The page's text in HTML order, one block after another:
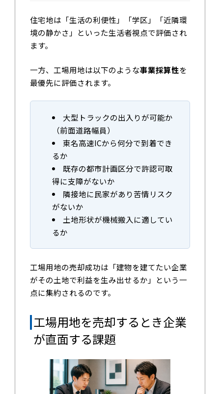
住宅地は「生活の利便性」「学区」「近隣環
境の静かさ」といった生活者視点で評価され
ます。
一方、工場用地は以下のような事業採算性を
最優先に評価されます。
大型トラックの出入りが可能か
（前面道路幅員）
東名高速ICから何分で到着でき
るか
既存の都市計画区分で許認可取
得に支障がないか
隣接地に民家があり苦情リスク
がないか
土地形状が機械搬入に適してい
るか
工場用地の売却成功は「建物を建てたい企業
がその土地で利益を生み出せるか」という一
点に集約されるのです。
工場用地を売却するとき企業
が直面する課題